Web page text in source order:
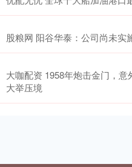
股粮网 阳谷华泰：公司尚未实
大咖配资 1958年炮击金门，
大举压境